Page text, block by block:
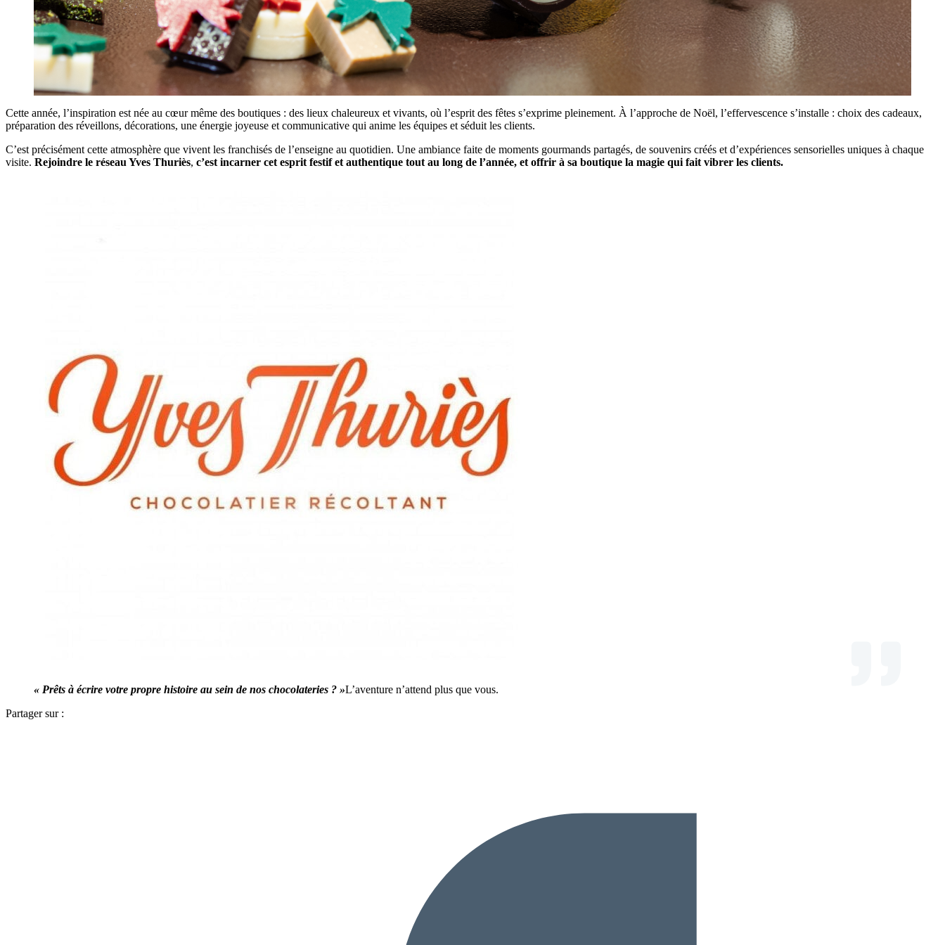
Cette année, l’inspiration est née au cœur même des boutiques : des lieux chaleureux et vivants, où l’esprit des fêtes s’exprime pleinement. À l’approche de Noël, l’effervescence s’installe : choix des cadeaux,
préparation des réveillons, décorations, une énergie joyeuse et communicative qui anime les équipes et séduit les clients.
C’est précisément cette atmosphère que vivent les franchisés de l’enseigne au quotidien. Une ambiance faite de moments gourmands partagés, de souvenirs créés et d’expériences sensorielles uniques à chaque
visite. Rejoindre le réseau Yves Thuriès, c’est incarner cet esprit festif et authentique tout au long de l’année, et offrir à sa boutique la magie qui fait vibrer les clients.
« Prêts à écrire votre propre histoire au sein de nos chocolateries ? »L’aventure n’attend plus que vous.
Partager sur :